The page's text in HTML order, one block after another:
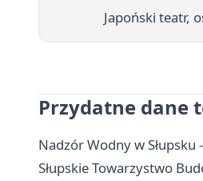
Japoński teatr,
Przydatne dane
Nadzór Wodny w
Słupskie Towarzystwo